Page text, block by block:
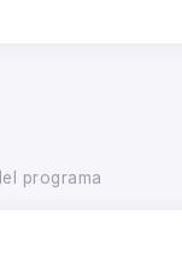
programa